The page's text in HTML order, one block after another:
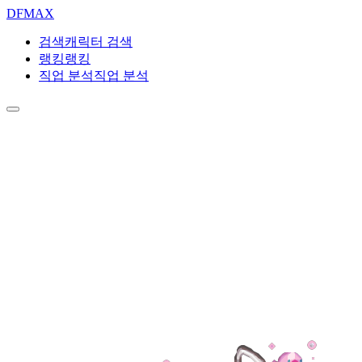
DFMAX
검색캐릭터 검색
랭킹랭킹
직업 분석직업 분석